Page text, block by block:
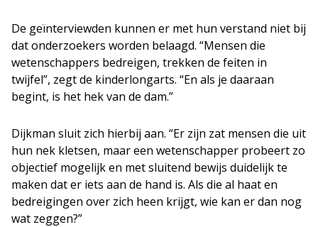
De geïnterviewden kunnen er met hun verstand niet bij
dat onderzoekers worden belaagd. “Mensen die
wetenschappers bedreigen, trekken de feiten in
twijfel”, zegt de kinderlongarts. “En als je daaraan
begint, is het hek van de dam.”
Dijkman sluit zich hierbij aan. “Er zijn zat mensen die uit
hun nek kletsen, maar een wetenschapper probeert zo
objectief mogelijk en met sluitend bewijs duidelijk te
maken dat er iets aan de hand is. Als die al haat en
bedreigingen over zich heen krijgt, wie kan er dan nog
wat zeggen?”